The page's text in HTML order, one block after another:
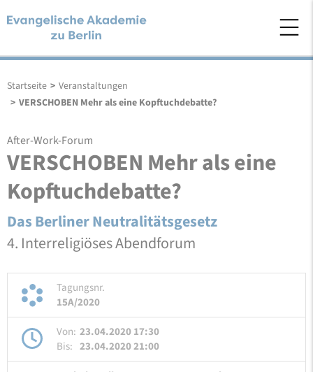
Startseite > Veranstaltungen
> VERSCHOBEN Mehr als eine Kopftuchdebatte?
After-Work-Forum
VERSCHOBEN Mehr als eine
Kopftuchdebatte?
Das Berliner Neutralitätsgesetz
4. Interreligiöses Abendforum
Tagungsnr.
15A/2020
Von: 23.04.2020 17:30
Bis: 23.04.2020 21:00